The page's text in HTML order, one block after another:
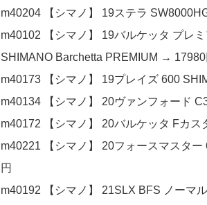
m40204 【シマノ】 19ステラ
m40102 【シマノ】 19バルケッタ プレ
SHIMANO Barchetta PREMIUM → 17980
m40173 【シマノ】 19プレイズ 600
m40134 【シマノ】 20ヴァンフォード
m40172 【シマノ】 20バルケッタ Fカ
m40221 【シマノ】 20フォースマスタ
円
m40192 【シマノ】 21SLX BFS ノーマ